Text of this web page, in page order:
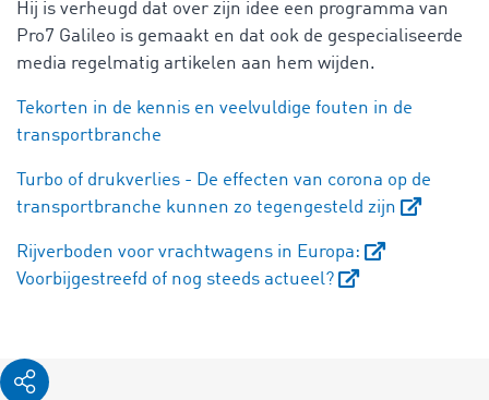
Hij is verheugd dat over zijn idee een programma van
Pro7 Galileo is gemaakt en dat ook de gespecialiseerde
media regelmatig artikelen aan hem wijden.
Tekorten in de kennis en veelvuldige fouten in de
transportbranche
Turbo of drukverlies - De effecten van corona op de
transportbranche kunnen zo tegengesteld zijn
Rijverboden voor vrachtwagens in Europa:
Voorbijgestreefd of nog steeds actueel?